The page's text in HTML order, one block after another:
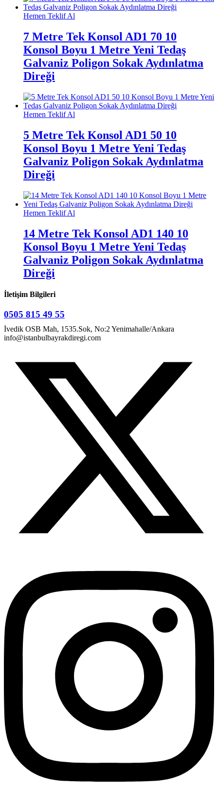
Hemen Teklif Al
7 Metre Tek Konsol AD1 70 10
Konsol Boyu 1 Metre Yeni Tedaş
Galvaniz Poligon Sokak Aydınlatma
Direği
Hemen Teklif Al
5 Metre Tek Konsol AD1 50 10
Konsol Boyu 1 Metre Yeni Tedaş
Galvaniz Poligon Sokak Aydınlatma
Direği
Hemen Teklif Al
14 Metre Tek Konsol AD1 140 10
Konsol Boyu 1 Metre Yeni Tedaş
Galvaniz Poligon Sokak Aydınlatma
Direği
İletişim Bilgileri
0505 815 49 55
İvedik OSB Mah, 1535.Sok, No:2 Yenimahalle/Ankara
info@istanbulbayrakdiregi.com